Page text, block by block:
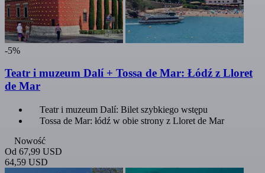
-5%
Teatr i muzeum Dalí + Tossa de Mar: Łódź z Lloret
de Mar
Teatr i muzeum Dalí: Bilet szybkiego wstępu
Tossa de Mar: łódź w obie strony z Lloret de Mar
Nowość
Od 67,99 USD
64,59 USD